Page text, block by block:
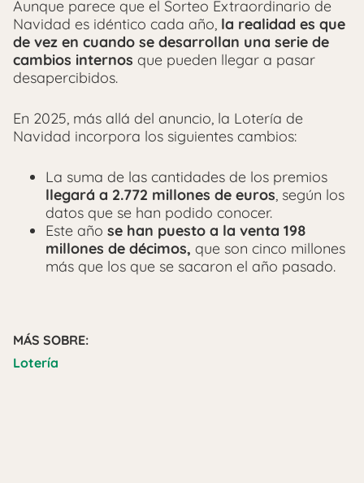
Aunque parece que el Sorteo Extraordinario de
Navidad es idéntico cada año, la realidad es que
de vez en cuando se desarrollan una serie de
cambios internos que pueden llegar a pasar
desapercibidos.
En 2025, más allá del anuncio, la Lotería de
Navidad incorpora los siguientes cambios:
La suma de las cantidades de los premios
llegará a 2.772 millones de euros, según los
datos que se han podido conocer.
Este año se han puesto a la venta 198
millones de décimos, que son cinco millones
más que los que se sacaron el año pasado.
MÁS SOBRE:
Lotería